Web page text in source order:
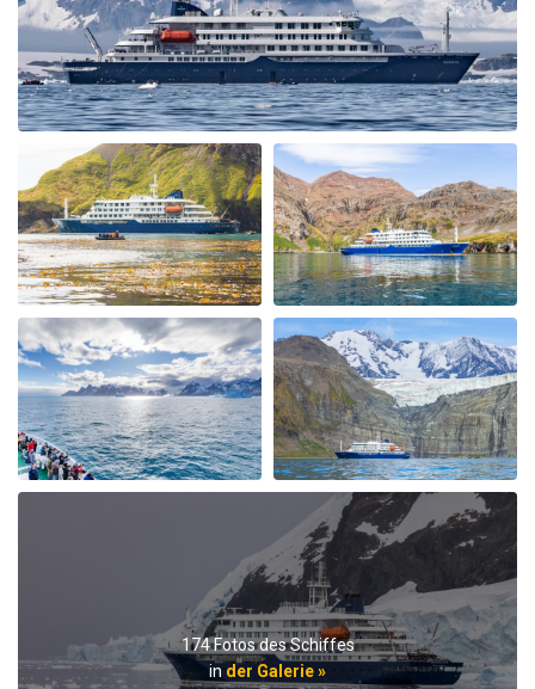
ongeloofelijke ervaring
My Second Oceanwide Expedition!
durch John Zingrich Die Arktis
My August 2025 Arctic adventure was my second trip
with Oceanwide Expeditions. The first was aboard the
Plancius, this trip aboard the Hondius. It was no
surprise that this trip far exceeded all expectations for
comfort, delicious meals, and exciting adventures
ashore. The top notch expedition staff is knowledgable
and professional citing detailed information about
wildlife, terrain, and other aspects of the environment.
Daily lectures were informative and captivating.
Additionally, interactions with all other crew, dining,
and staff members were friendly and professional
delivering a first class experience. All are true
professionals. When the voyage ended, disembarking
the ship included lots of hugs and a few tears amongst
174 Fotos des Schiffes
in der Galerie »